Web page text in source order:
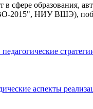
сфере образования,
2015", НИУ ВШЭ),
аспекты